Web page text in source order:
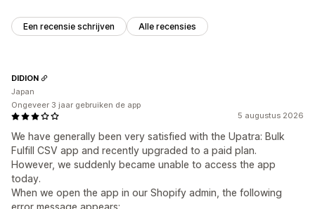
Een recensie schrijven Alle recensies
5 augustus 2026
We have generally been very satisfied with the Upatra: Bulk
Fulfill CSV app and recently upgraded to a paid plan.
However, we suddenly became unable to access the app
today.
When we open the app in our Shopify admin, the following
DIDION
Japan
Ongeveer 3 jaar gebruiken de app